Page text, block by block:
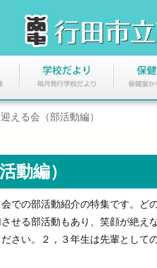
える会（部活動編）
動編）
での部活動紹介の特集です。ど
せる部活動もあり、笑顔が絶え
さい。２，３年生は先輩として